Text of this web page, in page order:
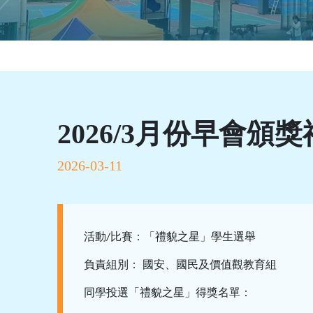
2026/3月份早會頒獎
2026-03-11
活動/比賽：「禮貌之星」學生選舉
負責組別： 國安、國民及價值觀教育組
同學投選「禮貌之星」得獎名單：